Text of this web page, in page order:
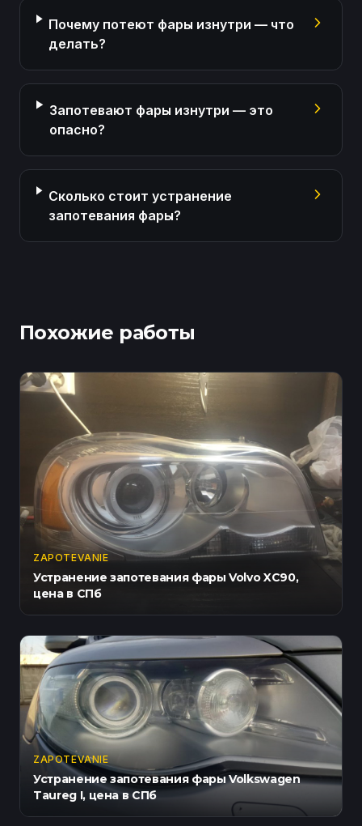
Почему потеют фары изнутри — что
делать?
Запотевают фары изнутри — это
опасно?
Сколько стоит устранение
запотевания фары?
Похожие работы
ZAPOTEVANIE
Устранение запотевания фары Volvo XC90,
цена в СПб
ZAPOTEVANIE
Устранение запотевания фары Volkswagen
Taureg I, цена в СПб